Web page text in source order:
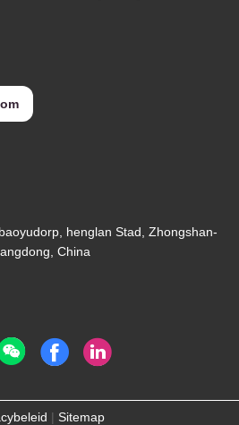
henglan Stad, Zhongshan-
China
| Sitemap